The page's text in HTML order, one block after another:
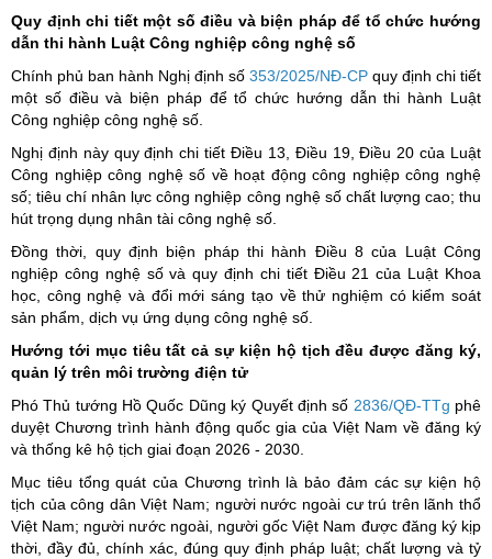
Quy định chi tiết một số điều và biện pháp để tổ chức hướng
dẫn thi hành Luật Công nghiệp công nghệ số
Chính phủ ban hành Nghị định số 353/2025/NĐ-CP quy định chi tiết
một số điều và biện pháp để tổ chức hướng dẫn thi hành Luật
Công nghiệp công nghệ số.
Nghị định này quy định chi tiết Điều 13, Điều 19, Điều 20 của Luật
Công nghiệp công nghệ số về hoạt động công nghiệp công nghệ
số; tiêu chí nhân lực công nghiệp công nghệ số chất lượng cao; thu
hút trọng dụng nhân tài công nghệ số.
Đồng thời, quy định biện pháp thi hành Điều 8 của Luật Công
nghiệp công nghệ số và quy định chi tiết Điều 21 của Luật Khoa
học, công nghệ và đổi mới sáng tạo về thử nghiệm có kiểm soát
sản phẩm, dịch vụ ứng dụng công nghệ số.
Hướng tới mục tiêu tất cả sự kiện hộ tịch đều được đăng ký,
quản lý trên môi trường điện tử
Phó Thủ tướng Hồ Quốc Dũng ký Quyết định số 2836/QĐ-TTg phê
duyệt Chương trình hành động quốc gia của Việt Nam về đăng ký
và thống kê hộ tịch giai đoạn 2026 - 2030.
Mục tiêu tổng quát của Chương trình là bảo đảm các sự kiện hộ
tịch của công dân Việt Nam; người nước ngoài cư trú trên lãnh thổ
Việt Nam; người nước ngoài, người gốc Việt Nam được đăng ký kịp
thời, đầy đủ, chính xác, đúng quy định pháp luật; chất lượng và tỷ